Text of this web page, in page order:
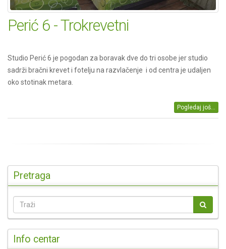
Perić 6 - Trokrevetni
Studio Perić 6 je pogodan za boravak dve do tri osobe jer studio
sadrži bračni krevet i fotelju na razvlačenje i od centra je udaljen
oko stotinak metara.
Pogledaj još...
Pretraga
Info centar